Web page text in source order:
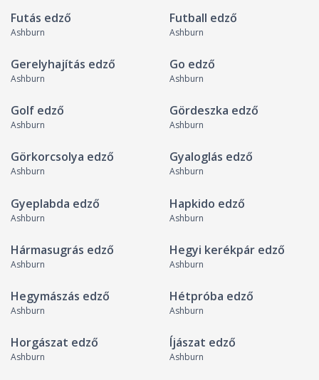
Futás edző
Ashburn
Futball edző
Ashburn
Gerelyhajítás edző
Ashburn
Go edző
Ashburn
Golf edző
Ashburn
Gördeszka edző
Ashburn
Görkorcsolya edző
Ashburn
Gyaloglás edző
Ashburn
Gyeplabda edző
Ashburn
Hapkido edző
Ashburn
Hármasugrás edző
Ashburn
Hegyi kerékpár edző
Ashburn
Hegymászás edző
Ashburn
Hétpróba edző
Ashburn
Horgászat edző
Ashburn
Íjászat edző
Ashburn